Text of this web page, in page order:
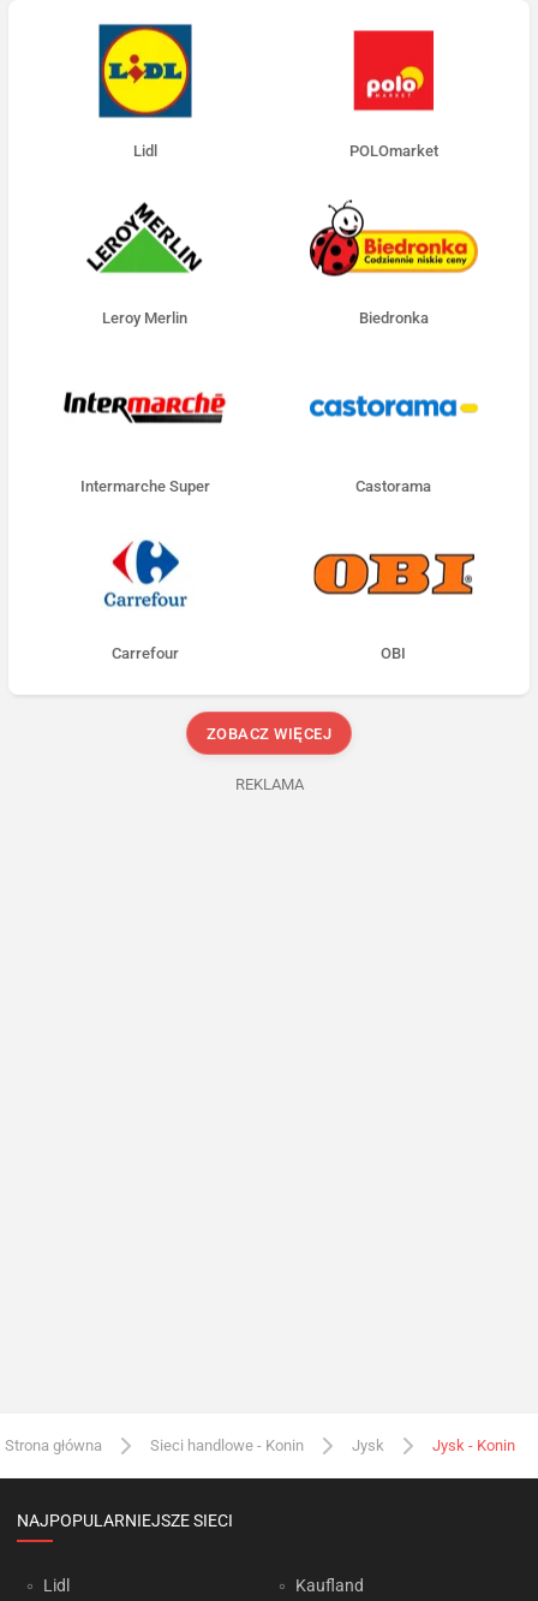
Lidl POLOmarket
Leroy Merlin Biedronka
Intermarche Super Castorama
Carrefour OBI
ZOBACZ WIĘCEJ
REKLAMA
Strona główna Sieci handlowe - Konin Jysk Jysk - Konin
NAJPOPULARNIEJSZE SIECI
Lidl Kaufland